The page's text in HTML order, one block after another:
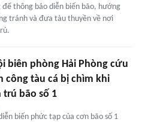
thông báo diễn biến bão, hướng
tránh và đưa tàu thuyền về nơi
biên phòng Hải Phòng cứu
công tàu cá bị chìm khi
trú bão số 1
biến phức tạp của cơn bão số 1